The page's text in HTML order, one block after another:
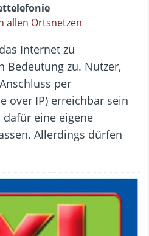
allen Ortsnetzen
Internet zu
Bedeutung zu. Nutzer,
per
over IP) erreichbar sein
eine eigene
Allerdings dürfen